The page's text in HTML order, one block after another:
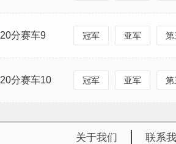
20分赛车9 冠军 亚军 第
20分赛车10 冠军 亚军 第
关于我们 联系